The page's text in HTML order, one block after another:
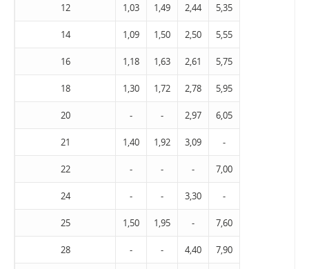
12 1,03 1,49 2,44 5,35
14 1,09 1,50 2,50 5,55
16 1,18 1,63 2,61 5,75
18 1,30 1,72 2,78 5,95
20 - - 2,97 6,05
21 1,40 1,92 3,09 -
22 - - - 7,00
24 - - 3,30 -
25 1,50 1,95 - 7,60
28 - - 4,40 7,90